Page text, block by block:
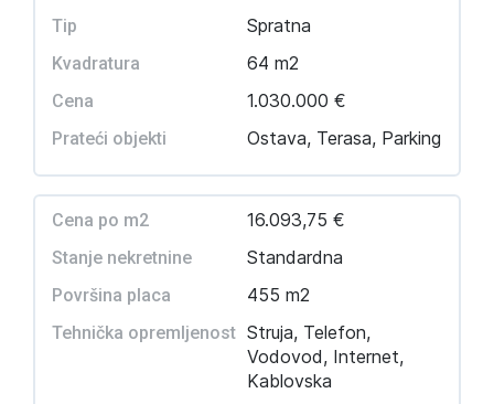
Tip Spratna
Kvadratura 64 m2
Cena 1.030.000 €
Prateći objekti Ostava, Terasa, Parking
Cena po m2 16.093,75 €
Stanje nekretnine Standardna
Površina placa 455 m2
Tehnička opremljenost Struja, Telefon,
Vodovod, Internet,
Kablovska